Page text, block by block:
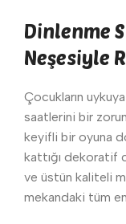
Dinlenme
Neşesiyle
Çocukların
saatlerini bir
keyifli bir oyuna
kattığı dekoratif
ve üstün kaliteli
mekandaki tüm